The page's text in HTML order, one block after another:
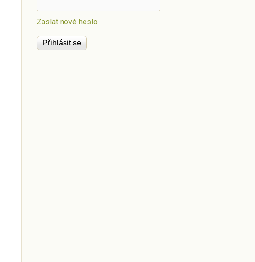
Zaslat nové heslo